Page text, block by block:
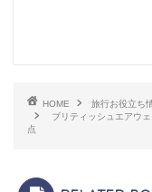
HOME
旅行お役立ち
ブリティッシュエアウ
点